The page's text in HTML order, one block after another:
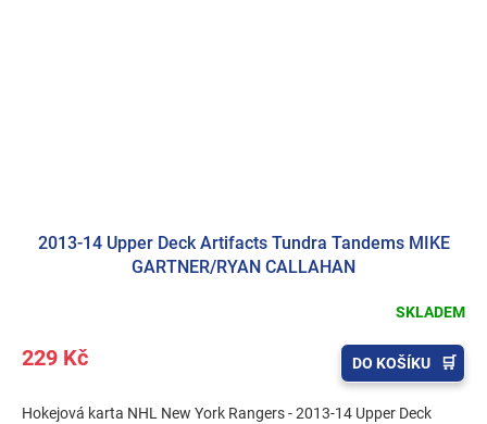
2013-14 Upper Deck Artifacts Tundra Tandems MIKE
GARTNER/RYAN CALLAHAN
SKLADEM
229 Kč DO KOŠÍKU
Hokejová karta NHL New York Rangers - 2013-14 Upper Deck